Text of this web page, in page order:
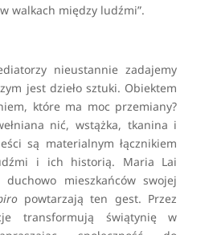
walkach między ludźmi”.
nieustannie zadajemy
jest dzieło sztuki. Obiektem
które ma moc przemiany?
nić, wstążka, tkanina i
są materialnym łącznikiem
i ich historią. Maria Lai
mieszkańców swojej
powtarzają ten gest. Przez
transformują świątynię w